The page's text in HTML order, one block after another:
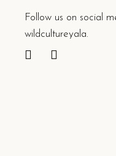
Follow us on social
wildcultureyala.